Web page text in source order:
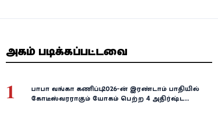
அதிகம் படிக்கப்பட்டவை
1
பாபா வங்கா கணிப்பு: 2026-ன் இரண்டாம் பாதியில்
கோடீஸ்வரராகும் யோகம் பெற்ற 4 அதிர்ஷ்ட